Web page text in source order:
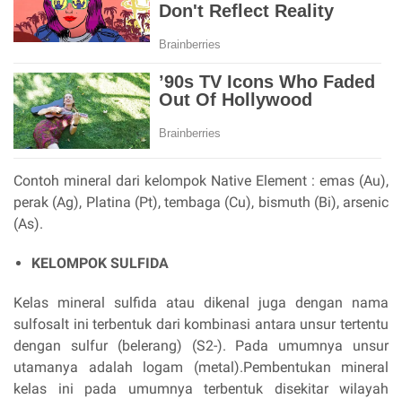
Contoh mineral dari kelompok Native Element : emas (Au),
perak (Ag), Platina (Pt), tembaga (Cu), bismuth (Bi), arsenic
(As).
KELOMPOK SULFIDA
Kelas mineral sulfida atau dikenal juga dengan nama
sulfosalt ini terbentuk dari kombinasi antara unsur tertentu
dengan sulfur (belerang) (S2-). Pada umumnya unsur
utamanya adalah logam (metal).Pembentukan mineral
kelas ini pada umumnya terbentuk disekitar wilayah